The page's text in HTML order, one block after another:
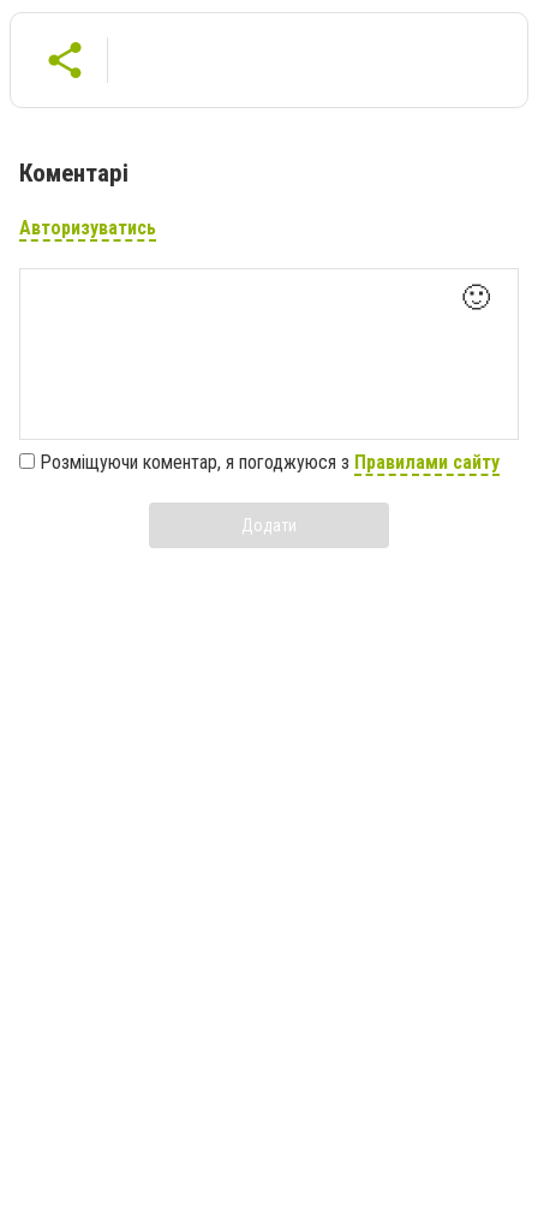
Коментарі
Авторизуватись
🙂
Розміщуючи коментар, я погоджуюся з Правилами сайту
Додати